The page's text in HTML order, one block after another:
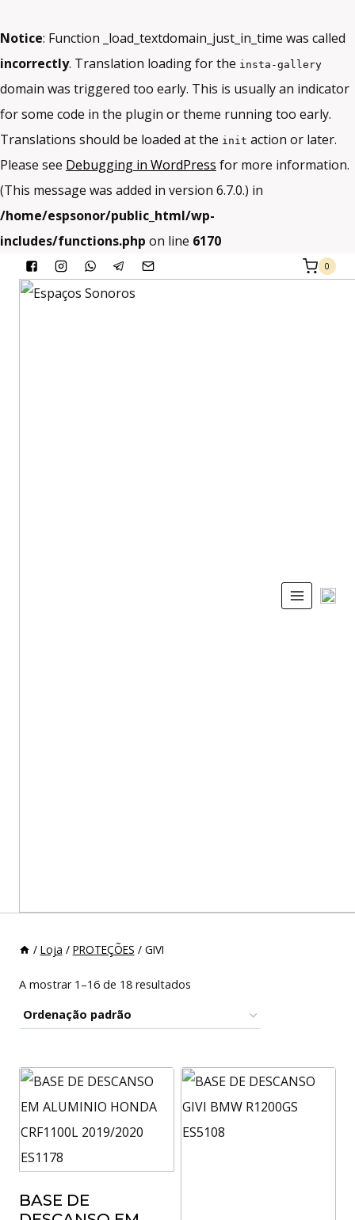
Notice: Function _load_textdomain_just_in_time was called
incorrectly. Translation loading for the insta-gallery
domain was triggered too early. This is usually an indicator
for some code in the plugin or theme running too early.
Translations should be loaded at the init action or later.
Please see Debugging in WordPress for more information.
(This message was added in version 6.7.0.) in
/home/espsonor/public_html/wp-
includes/functions.php on line 6170
0
/ Loja / PROTEÇÕES / GIVI
A mostrar 1–16 de 18 resultados
BASE DE